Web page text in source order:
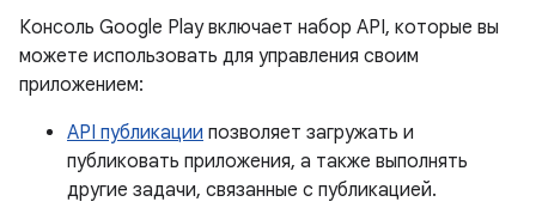
Консоль Google Play включает набор API, которые вы
можете использовать для управления своим
приложением:
API публикации позволяет загружать и
публиковать приложения, а также выполнять
другие задачи, связанные с публикацией.